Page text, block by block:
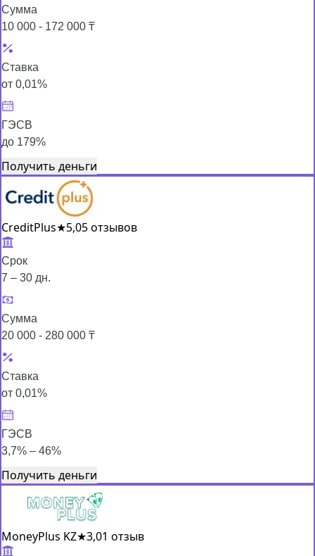
Сумма
10 000 - 172 000 ₸
Ставка
от 0,01%
ГЭСВ
до 179%
Получить деньги
CreditPlus★5,05 отзывов
Срок
7 – 30 дн.
Сумма
20 000 - 280 000 ₸
Ставка
от 0,01%
ГЭСВ
3,7% – 46%
Получить деньги
MoneyPlus KZ★3,01 отзыв